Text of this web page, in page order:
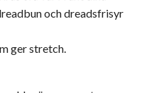
och dreadsfrisyr
ger stretch.